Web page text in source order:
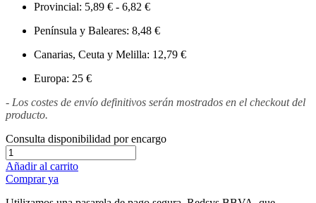
Provincial: 5,89 € - 6,82 €
Península y Baleares: 8,48 €
Canarias, Ceuta y Melilla: 12,79 €
Europa: 25 €
- Los costes de envío definitivos serán mostrados en el checkout del
producto.
Consulta disponibilidad por encargo
Añadir al carrito
Comprar ya